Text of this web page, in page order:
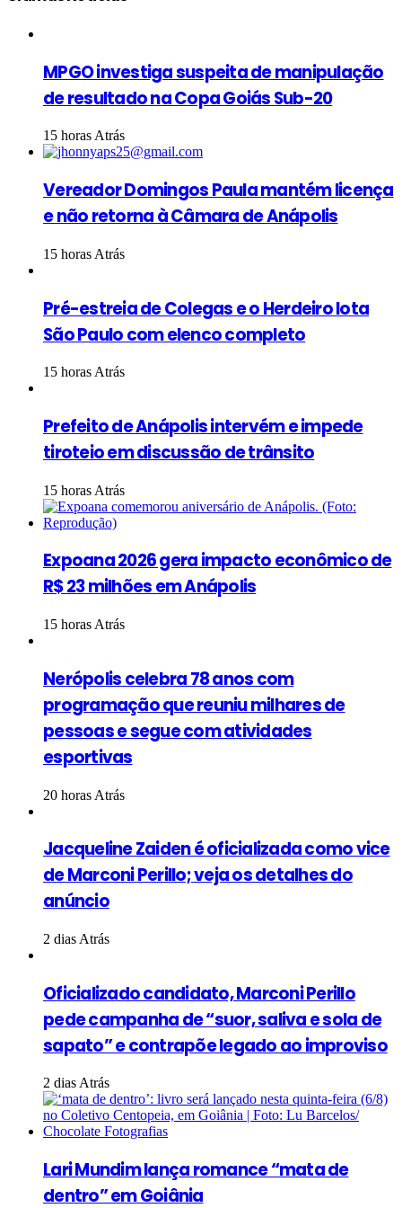
MPGO investiga suspeita de manipulação
de resultado na Copa Goiás Sub-20
15 horas Atrás
Vereador Domingos Paula mantém licença
e não retorna à Câmara de Anápolis
15 horas Atrás
Pré-estreia de Colegas e o Herdeiro lota
São Paulo com elenco completo
15 horas Atrás
Prefeito de Anápolis intervém e impede
tiroteio em discussão de trânsito
15 horas Atrás
Expoana 2026 gera impacto econômico de
R$ 23 milhões em Anápolis
15 horas Atrás
Nerópolis celebra 78 anos com
programação que reuniu milhares de
pessoas e segue com atividades
esportivas
20 horas Atrás
Jacqueline Zaiden é oficializada como vice
de Marconi Perillo; veja os detalhes do
anúncio
2 dias Atrás
Oficializado candidato, Marconi Perillo
pede campanha de “suor, saliva e sola de
sapato” e contrapõe legado ao improviso
2 dias Atrás
Lari Mundim lança romance “mata de
dentro” em Goiânia